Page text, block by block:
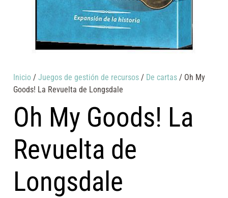
Inicio /Juegos de gestión de recursos / De cartas / Oh My
Goods! La Revuelta de Longsdale
Oh My Goods! La
Revuelta de
Longsdale